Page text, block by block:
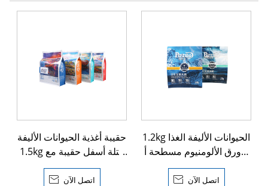
حقيبة أغذية الحيوانات الأليفة
1.5kg كتلة أسفل حقيبة مع
Ziplock
 اتصل الآن
1.2kg الحيوانات الأليفة الغذا
ء ورق الألومنيوم مسطحة أ
سفل حقيبة
 اتصل الآن